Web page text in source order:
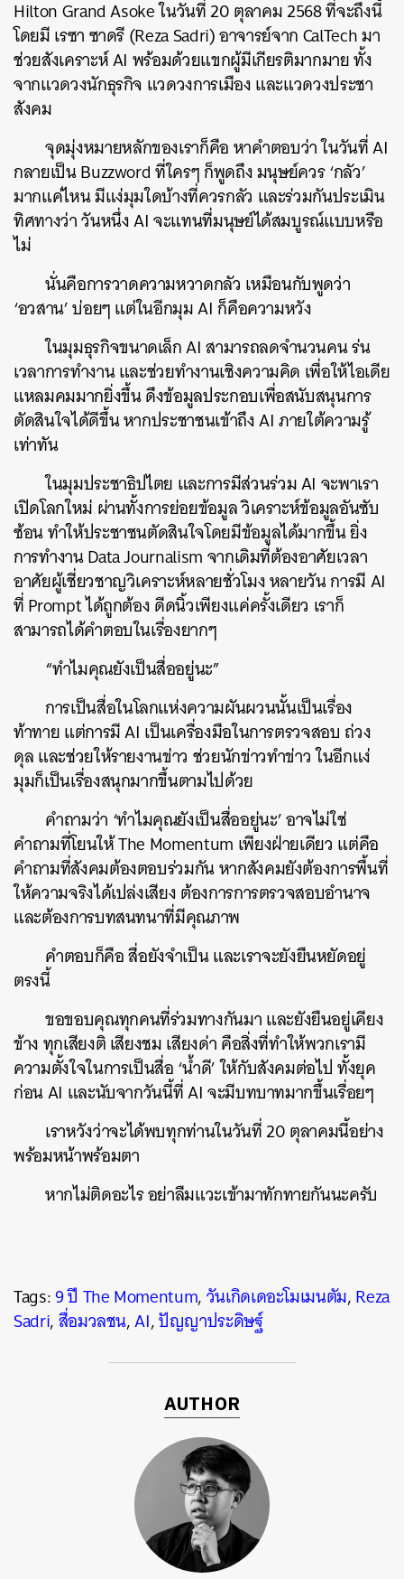
Hilton Grand Asoke ในวันที่ 20 ตุลาคม 2568 ที่จะถึงนี้
โดยมี เรซา ซาดรี (Reza Sadri) อาจารย์จาก CalTech มา
ช่วยสังเคราะห์ AI พร้อมด้วยแขกผู้มีเกียรติมากมาย ทั้ง
จากแวดวงนักธุรกิจ แวดวงการเมือง และแวดวงประชา
สังคม
จุดมุ่งหมายหลักของเราก็คือ หาคำตอบว่า ในวันที่ AI
กลายเป็น Buzzword ที่ใครๆ ก็พูดถึง มนุษย์ควร ‘กลัว’
มากแค่ไหน มีแง่มุมใดบ้างที่ควรกลัว และร่วมกันประเมิน
ทิศทางว่า วันหนึ่ง AI จะแทนที่มนุษย์ได้สมบูรณ์แบบหรือ
ไม่
นั่นคือการวาดความหวาดกลัว เหมือนกับพูดว่า
‘อวสาน’ บ่อยๆ แต่ในอีกมุม AI ก็คือความหวัง
ในมุมธุรกิจขนาดเล็ก AI สามารถลดจำนวนคน ร่น
เวลาการทำงาน และช่วยทำงานเชิงความคิด เพื่อให้ไอเดีย
แหลมคมมากยิ่งขึ้น ดึงข้อมูลประกอบเพื่อสนับสนุนการ
ตัดสินใจได้ดีขึ้น หากประชาชนเข้าถึง AI ภายใต้ความรู้
เท่าทัน
ในมุมประชาธิปไตย และการมีส่วนร่วม AI จะพาเรา
เปิดโลกใหม่ ผ่านทั้งการย่อยข้อมูล วิเคราะห์ข้อมูลอันซับ
ซ้อน ทำให้ประชาชนตัดสินใจโดยมีข้อมูลได้มากขึ้น ยิ่ง
การทำงาน Data Journalism จากเดิมที่ต้องอาศัยเวลา
อาศัยผู้เชี่ยวชาญวิเคราะห์หลายชั่วโมง หลายวัน การมี AI
ที่ Prompt ได้ถูกต้อง ดีดนิ้วเพียงแค่ครั้งเดียว เราก็
สามารถได้คำตอบในเรื่องยากๆ
“ทำไมคุณยังเป็นสื่ออยู่นะ”
การเป็นสื่อในโลกแห่งความผันผวนนั้นเป็นเรื่อง
ท้าทาย แต่การมี AI เป็นเครื่องมือในการตรวจสอบ ถ่วง
ดุล และช่วยให้รายงานข่าว ช่วยนักข่าวทำข่าว ในอีกแง่
มุมก็เป็นเรื่องสนุกมากขึ้นตามไปด้วย
คำถามว่า ‘ทำไมคุณยังเป็นสื่ออยู่นะ’ อาจไม่ใช่
คำถามที่โยนให้ The Momentum เพียงฝ่ายเดียว แต่คือ
คำถามที่สังคมต้องตอบร่วมกัน หากสังคมยังต้องการพื้นที่
ให้ความจริงได้เปล่งเสียง ต้องการการตรวจสอบอำนาจ
และต้องการบทสนทนาที่มีคุณภาพ
คำตอบก็คือ สื่อยังจำเป็น และเราจะยังยืนหยัดอยู่
ตรงนี้
ขอขอบคุณทุกคนที่ร่วมทางกันมา และยังยืนอยู่เคียง
ข้าง ทุกเสียงติ เสียงชม เสียงด่า คือสิ่งที่ทำให้พวกเรามี
ความตั้งใจในการเป็นสื่อ ‘น้ำดี’ ให้กับสังคมต่อไป ทั้งยุค
ก่อน AI และนับจากวันนี้ที่ AI จะมีบทบาทมากขึ้นเรื่อยๆ
เราหวังว่าจะได้พบทุกท่านในวันที่ 20 ตุลาคมนี้อย่าง
พร้อมหน้าพร้อมตา
หากไม่ติดอะไร อย่าลืมแวะเข้ามาทักทายกันนะครับ
Tags:9 ปี The Momentum,วันเกิดเดอะโมเมนตัม,Reza
Sadri,สื่อมวลชน,AI,ปัญญาประดิษฐ์
AUTHOR
ค้นหา
SHARE TWEET LINE EMAIL